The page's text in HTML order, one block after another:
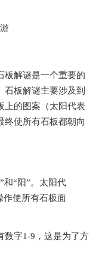
板解谜是一个重要的
板解谜主要涉及到‌
上的图案（‌太阳代表
终使所有石板都朝向
和“阳”。太阳代
作使所有石板面
数字1-9，这是为了方